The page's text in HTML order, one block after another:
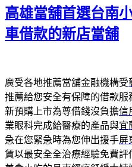
期:
高雄當舖首選台南
車借款的新店當舖
廣受各地推薦當舖金融機構受
推薦給您安全有保障的借款服
新預購上市為尊借錢沒負擔信
業眼科完成給醫療的產品與宜
急在您緊急時為您伸出援手屏
賃以最安全全治療經驗免費評